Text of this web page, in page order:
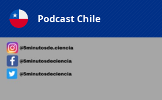
Podcast Chile